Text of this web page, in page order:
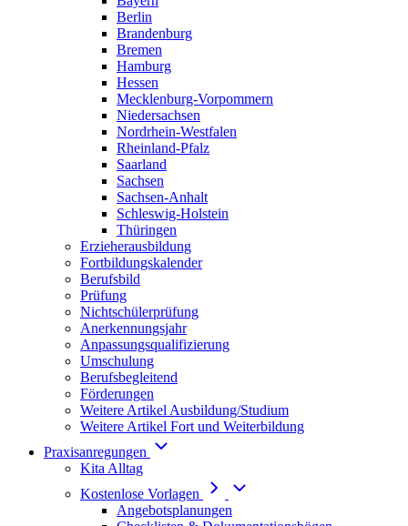
Berlin
Brandenburg
Bremen
Hamburg
Hessen
Mecklenburg-Vorpommern
Niedersachsen
Nordrhein-Westfalen
Rheinland-Pfalz
Saarland
Sachsen
Sachsen-Anhalt
Schleswig-Holstein
Thüringen
Erzieherausbildung
Fortbildungskalender
Berufsbild
Prüfung
Nichtschülerprüfung
Anerkennungsjahr
Anpassungsqualifizierung
Umschulung
Berufsbegleitend
Förderungen
Weitere Artikel Ausbildung/Studium
Weitere Artikel Fort und Weiterbildung
Praxisanregungen
Kita Alltag
Kostenlose Vorlagen
Angebotsplanungen